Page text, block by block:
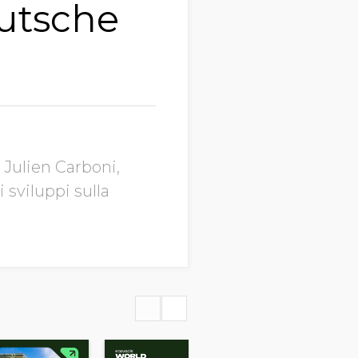
Carboni,
sviluppi sulla